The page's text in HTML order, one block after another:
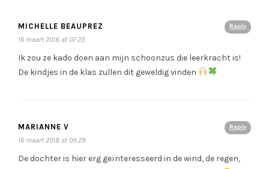
Reply
MICHELLE BEAUPREZ
16 maart 2018 at 07:23
Ik zou ze kado doen aan mijn schoonzus die leerkracht is!
De kindjes in de klas zullen dit geweldig vinden
Reply
MARIANNE V
16 maart 2018 at 09:29
De dochter is hier erg geïnteresseerd in de wind, de regen,